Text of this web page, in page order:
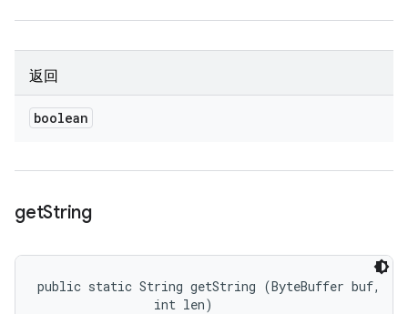
返回
boolean
getString
public static String getString (ByteBuffer buf,
                int len)